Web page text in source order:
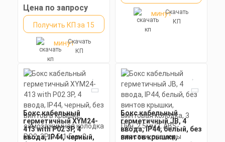
корпуса
85х100х28,3мм
Степень пылевлагозащиты: IP68
Цена по запросу
Получить КП за 15
минутСкачать
КП
минутСкачать
КП
Бокс кабельный
герметичный XYM24-
413 with P02 3P, 4
ввода, IP44, черный,
Бокс кабельный
герметичный JB, 4
ввода, IP44, белый, без
винтов крышки,